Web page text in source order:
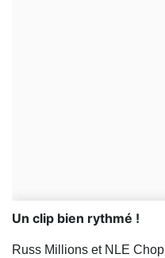
Un clip bien rythmé !
Russ Millions et NLE